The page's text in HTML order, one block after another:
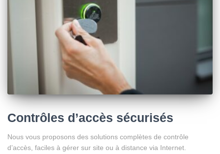
Contrôles d’accès sécurisés
Nous vous proposons des solutions complètes de contrôle
d’accès, faciles à gérer sur site ou à distance via Internet.